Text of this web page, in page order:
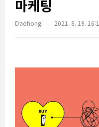
마케팅
Daehong 2021. 8. 19.